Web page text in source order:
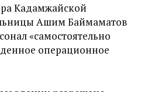
Кадамжайской
Ашим Баймаматов
«самостоятельно
операционное